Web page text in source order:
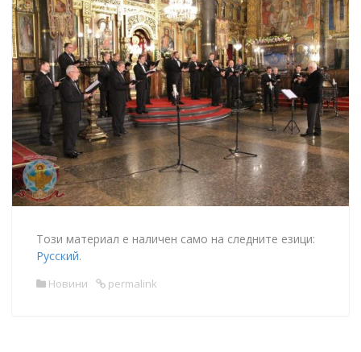
Този материал е наличен само на следните езици:
Русский.
Новини permalink